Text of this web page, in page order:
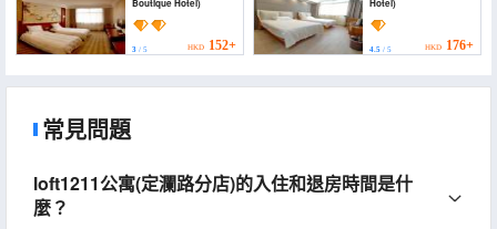
Boutique Hotel)
3 / 5 HKD 152+
Hotel)
4.5/ 5 HKD 176+
常見問題
loft1211公寓(定瀾路分店)的入住和退房時間是什
麼？